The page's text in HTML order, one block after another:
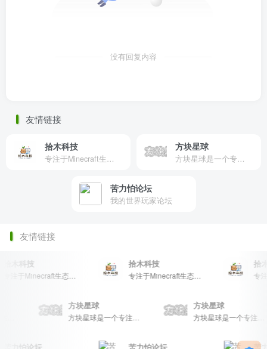
没有回复内容
友情链接
拾木科技
专注于Minecraft生态建设
方块星球
方块星球是一个专注于我的世界的中文论坛，提供丰富的资源分享、玩家交流和创意展示，包括地图、皮肤、数据包等内容，打造Minecraft玩家的专属社区乐园！
苦力怕论坛
我的世界玩家论坛
友情链接
科技
专注于Minecraft生态建设
拾木科技
专注于Minecraft生态建设
拾木
方块星球 方块星球